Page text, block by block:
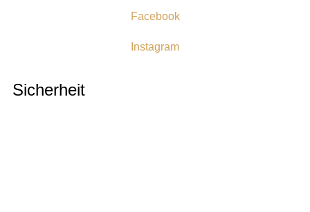
Facebook
Instagram
Sicherheit